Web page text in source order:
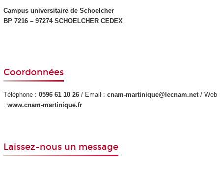
Campus universitaire de Schoelcher
BP 7216 – 97274 SCHOELCHER CEDEX
Coordonnées
Téléphone : 0596 61 10 26/ Email : cnam-martinique@lecnam.net/ Web
: www.cnam-martinique.fr
Laissez-nous un message